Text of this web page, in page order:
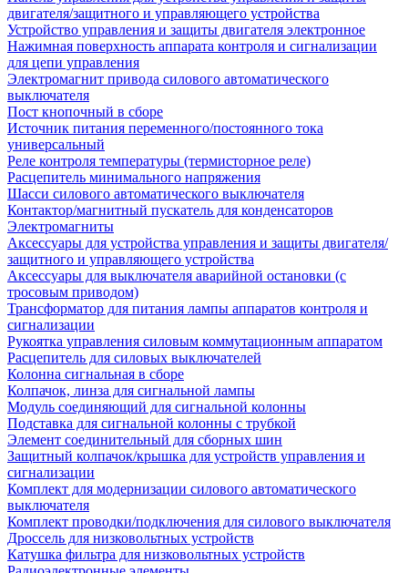
двигателя/защитного и управляющего устройства
Устройство управления и защиты двигателя электронное
Нажимная поверхность аппарата контроля и сигнализации
для цепи управления
Электромагнит привода силового автоматического
выключателя
Пост кнопочный в сборе
Источник питания переменного/постоянного тока
универсальный
Реле контроля температуры (термисторное реле)
Расцепитель минимального напряжения
Шасси силового автоматического выключателя
Контактор/магнитный пускатель для конденсаторов
Электромагниты
Аксессуары для устройства управления и защиты двигателя/
защитного и управляющего устройства
Аксессуары для выключателя аварийной остановки (с
тросовым приводом)
Трансформатор для питания лампы аппаратов контроля и
сигнализации
Рукоятка управления силовым коммутационным аппаратом
Расцепитель для силовых выключателей
Колонна сигнальная в сборе
Колпачок, линза для сигнальной лампы
Модуль соединяющий для сигнальной колонны
Подставка для сигнальной колонны с трубкой
Элемент соединительный для сборных шин
Защитный колпачок/крышка для устройств управления и
сигнализации
Комплект для модернизации силового автоматического
выключателя
Комплект проводки/подключения для силового выключателя
Дроссель для низковольтных устройств
Катушка фильтра для низковольтных устройств